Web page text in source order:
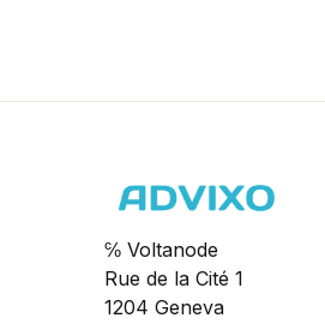
℅ Voltanode
Rue de la Cité 1
1204 Geneva